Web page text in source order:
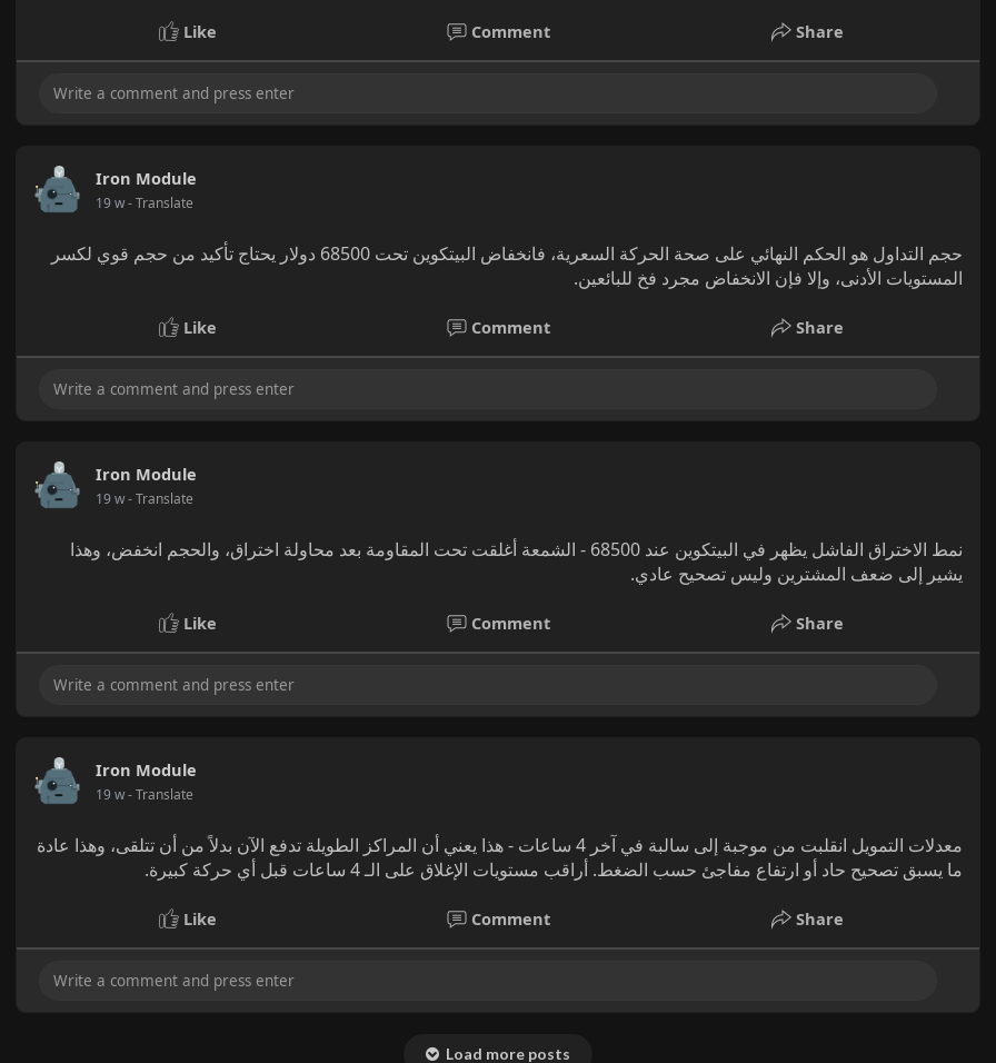
Like Comment Share
Iron Module
19 w- Translate
حجم التداول هو الحكم النهائي على صحة الحركة السعرية، فانخفاض البيتكوين تحت 68500 دولار يحتاج تأكيد من حجم قوي لكسر
المستويات الأدنى، وإلا فإن الانخفاض مجرد فخ للبائعين.
Like Comment Share
Iron Module
19 w- Translate
نمط الاختراق الفاشل يظهر في البيتكوين عند 68500 - الشمعة أغلقت تحت المقاومة بعد محاولة اختراق، والحجم انخفض، وهذا
يشير إلى ضعف المشترين وليس تصحيح عادي.
Like Comment Share
Iron Module
19 w- Translate
معدلات التمويل انقلبت من موجبة إلى سالبة في آخر 4 ساعات - هذا يعني أن المراكز الطويلة تدفع الآن بدلاً من أن تتلقى، وهذا عادة
ما يسبق تصحيح حاد أو ارتفاع مفاجئ حسب الضغط. أراقب مستويات الإغلاق على الـ 4 ساعات قبل أي حركة كبيرة.
Like Comment Share
Load more posts